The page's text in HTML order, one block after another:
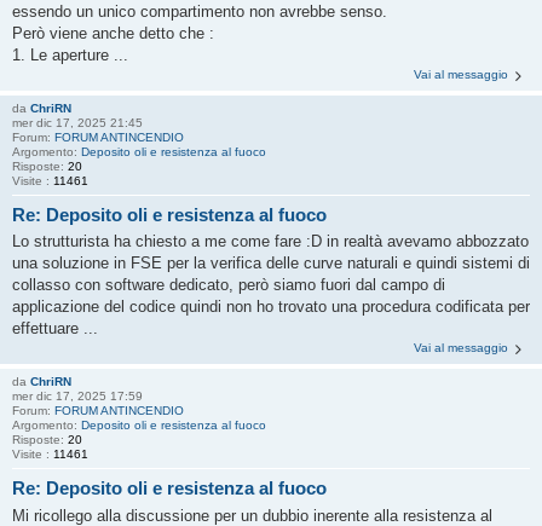
essendo un unico compartimento non avrebbe senso.
Però viene anche detto che :
1. Le aperture ...
Vai al messaggio
da ChriRN
mer dic 17, 2025 21:45
Forum: FORUM ANTINCENDIO
Argomento: Deposito oli e resistenza al fuoco
Risposte: 20
Visite : 11461
Re: Deposito oli e resistenza al fuoco
Lo strutturista ha chiesto a me come fare :D in realtà avevamo abbozzato
una soluzione in FSE per la verifica delle curve naturali e quindi sistemi di
collasso con software dedicato, però siamo fuori dal campo di
applicazione del codice quindi non ho trovato una procedura codificata per
effettuare ...
Vai al messaggio
da ChriRN
mer dic 17, 2025 17:59
Forum: FORUM ANTINCENDIO
Argomento: Deposito oli e resistenza al fuoco
Risposte: 20
Visite : 11461
Re: Deposito oli e resistenza al fuoco
Mi ricollego alla discussione per un dubbio inerente alla resistenza al